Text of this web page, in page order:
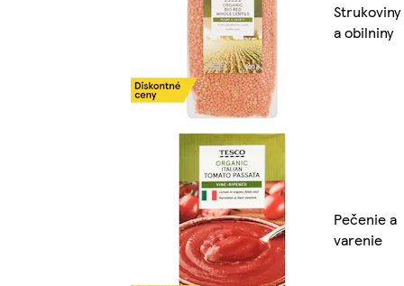
Strukoviny
a obilniny
Pečenie a
varenie